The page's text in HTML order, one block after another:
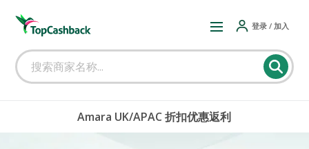
登录 / 加入
Amara UK/APAC 折扣优惠返利